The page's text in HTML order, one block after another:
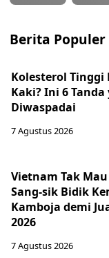
Berita Populer
Kolesterol Tinggi
Kaki? Ini 6
Diwaspadai
7 Agustus 2026
Vietnam Tak
Sang-sik Bidik
Kamboja demi
2026
7 Agustus 2026